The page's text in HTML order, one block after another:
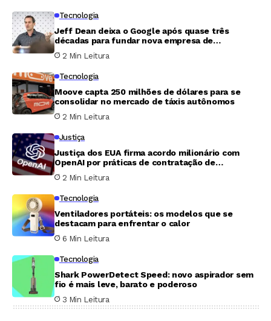
Tecnologia
Jeff Dean deixa o Google após quase três
décadas para fundar nova empresa de
inteligência artificial
2 Min Leitura
Tecnologia
Moove capta 250 milhões de dólares para se
consolidar no mercado de táxis autônomos
2 Min Leitura
Justiça
Justiça dos EUA firma acordo milionário com
OpenAI por práticas de contratação de
imigrantes
2 Min Leitura
Tecnologia
Ventiladores portáteis: os modelos que se
destacam para enfrentar o calor
6 Min Leitura
Tecnologia
Shark PowerDetect Speed: novo aspirador sem
fio é mais leve, barato e poderoso
3 Min Leitura